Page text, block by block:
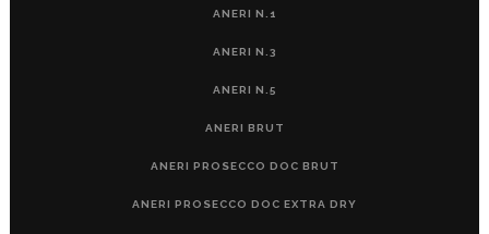
ANERI N.1
ANERI N.3
ANERI N.5
ANERI BRUT
ANERI PROSECCO DOC BRUT
ANERI PROSECCO DOC EXTRA DRY